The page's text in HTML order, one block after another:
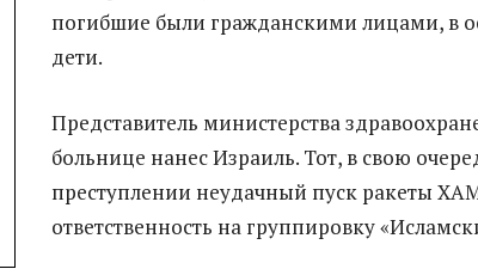
погибшие были гражданскими лицами, в
дети.
Представитель министерства
больнице нанес Израиль. Тот, в свою
преступлении неудачный пуск ракеты
ответственность на группировку